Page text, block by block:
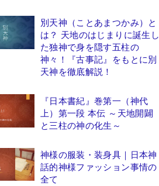
別天神（ことあまつかみ）と
は？ 天地のはじまりに誕生し
た独神で身を隠す五柱の
神々！『古事記』をもとに別
天神を徹底解説！
『日本書紀』巻第一（神代
上）第一段 本伝 ～天地開闢
と三柱の神の化生～
神様の服装・装身具｜日本神
話的神様ファッション事情の
全て